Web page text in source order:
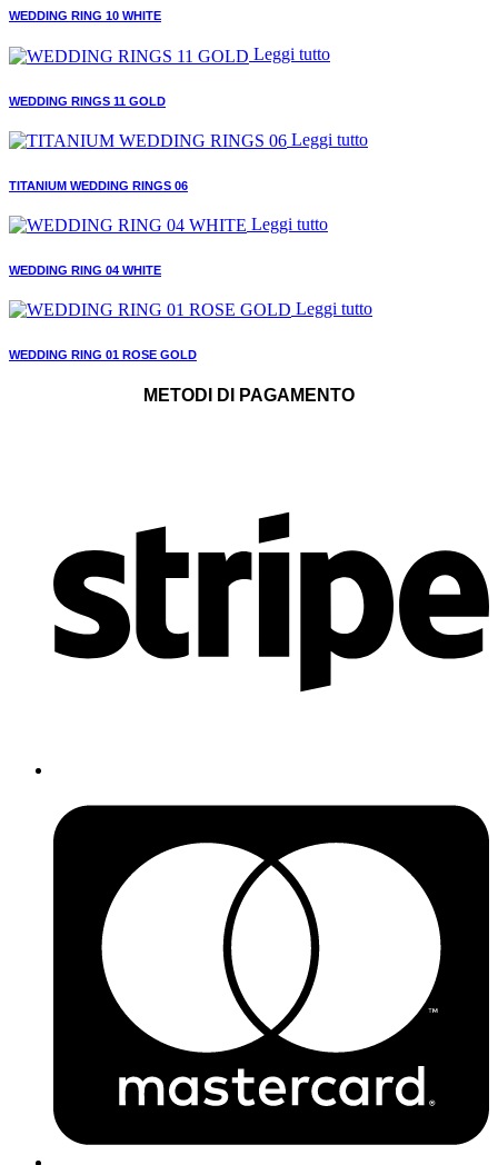
WEDDING RING 10 WHITE
Leggi tutto
WEDDING RINGS 11 GOLD
Leggi tutto
TITANIUM WEDDING RINGS 06
Leggi tutto
WEDDING RING 04 WHITE
Leggi tutto
WEDDING RING 01 ROSE GOLD
METODI DI PAGAMENTO